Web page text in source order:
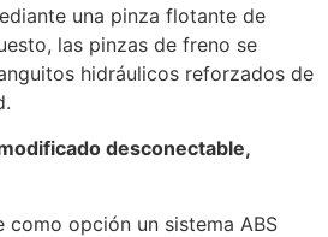
una pinza flotante de
las pinzas de freno se
hidráulicos reforzados de
desconectable,
como opción un sistema ABS